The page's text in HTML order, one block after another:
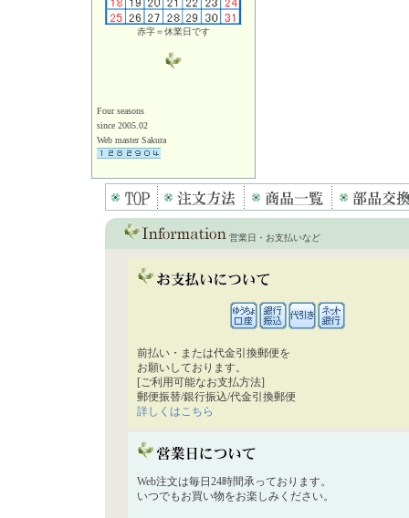
赤字＝休業日です
Four seasons
since 2005.02
Web master Sakura
営業日・お支払いなど
前払い・または代金引換郵便を
お願いしております。
[ご利用可能なお支払方法]
郵便振替/銀行振込/代金引換郵便
詳しくはこちら
Web注文は毎日24時間承っております。
いつでもお買い物をお楽しみください。